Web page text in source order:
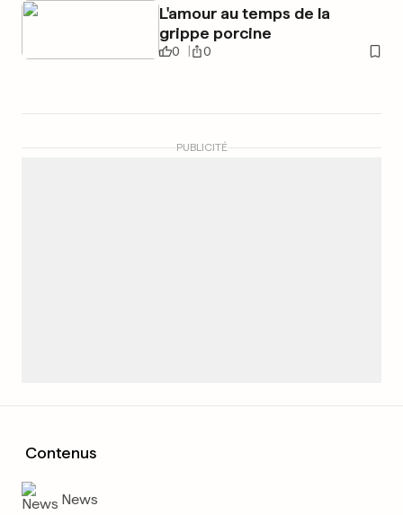
L'amour au temps de la
grippe porcine
0 0
PUBLICITÉ
Contenus
News